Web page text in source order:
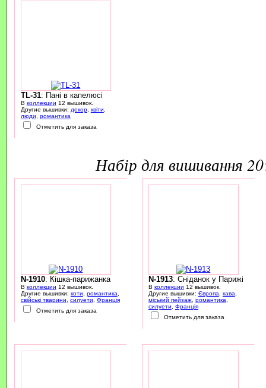
TL-31: Пані в капелюсі
В коллекции 12 вышивок.
Другие вышивки: декор, квіти
люди
романтика
Отметить для заказа
набір для вишивання
N-1910: Кішка-парижанка
В коллекции 12 вышивок.
Другие вышивки: коти романтика
свійські тварини
силуети
Франція
Отметить для заказа
N-1913: Сніданок у Парижі
В коллекции 12 вышивок.
Другие вышивки: Європа кава
міський пейзаж, романтика
силуети
Франція
Отметить для заказа